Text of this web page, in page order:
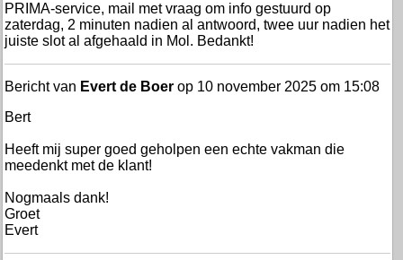
PRIMA-service, mail met vraag om info gestuurd op
zaterdag, 2 minuten nadien al antwoord, twee uur nadien het
juiste slot al afgehaald in Mol. Bedankt!
Bericht van Evert de Boer op 10 november 2025 om 15:08
Bert
Heeft mij super goed geholpen een echte vakman die
meedenkt met de klant!
Nogmaals dank!
Groet
Evert